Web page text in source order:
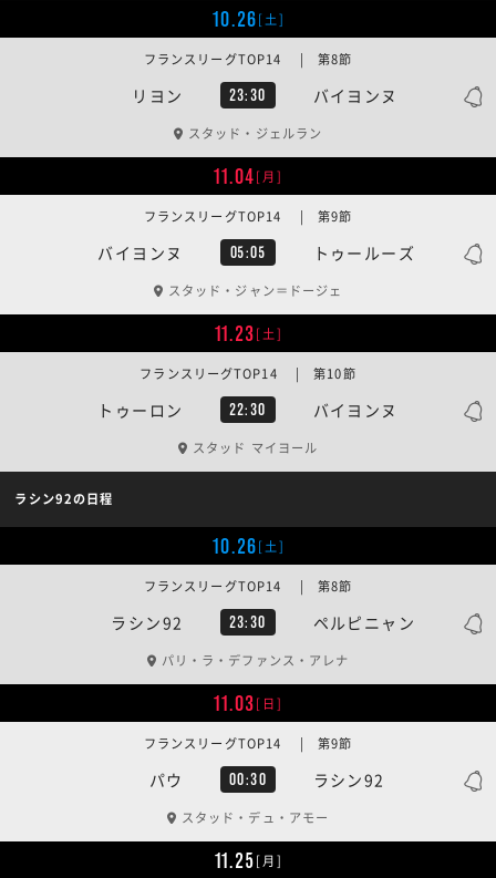
10.26[土]
リヨン 23:30 バイヨンヌ
フランスリーグTOP14 | 第8節
スタッド・ジェルラン
11.04[月]
バイヨンヌ 05:05 トゥールーズ
フランスリーグTOP14 | 第9節
スタッド・ジャン＝ドージェ
11.23[土]
トゥーロン 22:30 バイヨンヌ
フランスリーグTOP14 | 第10節
スタッド マイヨール
ラシン92の日程
10.26[土]
ラシン92 23:30 ペルピニャン
フランスリーグTOP14 | 第8節
パリ・ラ・デファンス・アレナ
11.03[日]
パウ 00:30 ラシン92
フランスリーグTOP14 | 第9節
スタッド・デュ・アモー
11.25[月]